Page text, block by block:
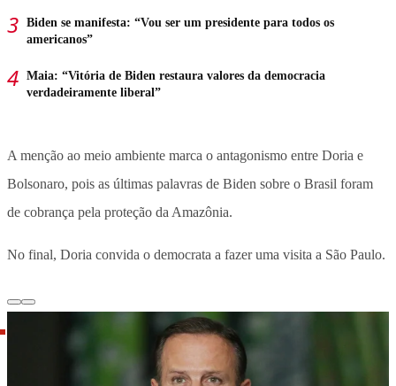
Biden se manifesta: “Vou ser um presidente para todos os
americanos”
Maia: “Vitória de Biden restaura valores da democracia
verdadeiramente liberal”
A menção ao meio ambiente marca o antagonismo entre Doria e
Bolsonaro, pois as últimas palavras de Biden sobre o Brasil foram
de cobrança pela proteção da Amazônia.
No final, Doria convida o democrata a fazer uma visita a São Paulo.